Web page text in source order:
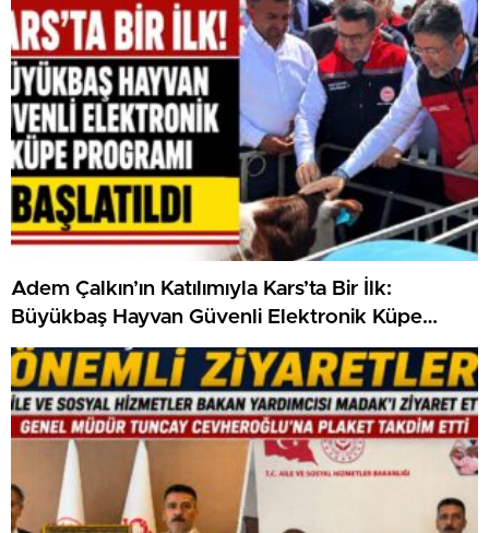
Adem Çalkın’ın Katılımıyla Kars’ta Bir İlk:
Büyükbaş Hayvan Güvenli Elektronik Küpe
Programı Başlatıldıu